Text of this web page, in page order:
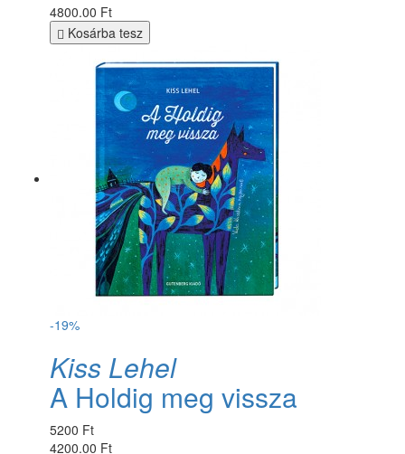
4800.00 Ft
Kosárba tesz
-19%
Kiss Lehel
A Holdig meg vissza
5200 Ft
4200.00 Ft